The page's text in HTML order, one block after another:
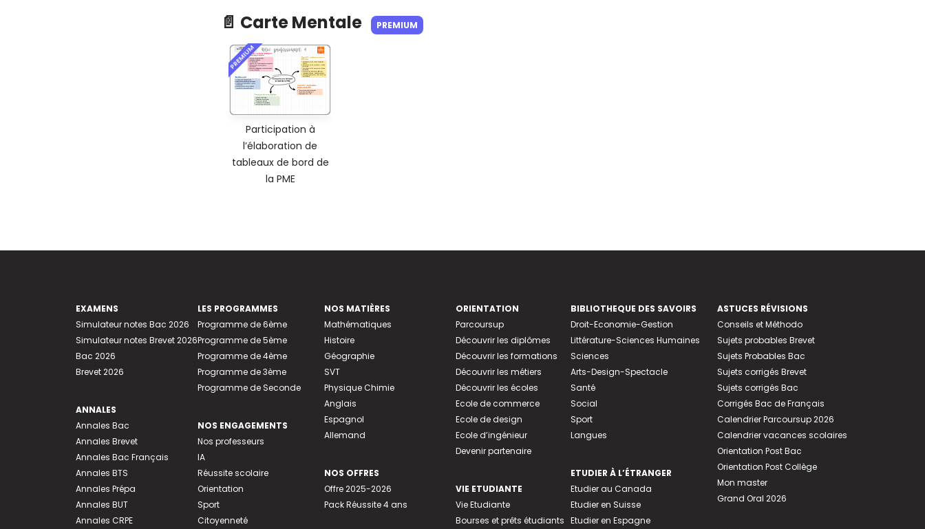
📄 Carte Mentale PREMIUM
PREMIUM
Participation à
l’élaboration de
tableaux de bord de
la PME
EXAMENS
Simulateur notes Bac 2026
Simulateur notes Brevet 2026
Bac 2026
Brevet 2026
ANNALES
Annales Bac
Annales Brevet
Annales Bac Français
Annales BTS
Annales Prépa
Annales BUT
Annales CRPE
LES PROGRAMMES
Programme de 6ème
Programme de 5ème
Programme de 4ème
Programme de 3ème
Programme de Seconde
NOS ENGAGEMENTS
Nos professeurs
IA
Réussite scolaire
Orientation
Sport
Citoyenneté
NOS MATIÈRES
Mathématiques
Histoire
Géographie
SVT
Physique Chimie
Anglais
Espagnol
Allemand
NOS OFFRES
Offre 2025-2026
Pack Réussite 4 ans
ORIENTATION
Parcoursup
Découvrir les diplômes
Découvrir les formations
Découvrir les métiers
Découvrir les écoles
Ecole de commerce
Ecole de design
Ecole d’ingénieur
Devenir partenaire
VIE ETUDIANTE
Vie Etudiante
Bourses et prêts étudiants
BIBLIOTHEQUE DES SAVOIRS
Droit-Economie-Gestion
Littérature-Sciences Humaines
Sciences
Arts-Design-Spectacle
Santé
Social
Sport
Langues
ETUDIER À L’ÉTRANGER
Etudier au Canada
Etudier en Suisse
Etudier en Espagne
ASTUCES RÉVISIONS
Conseils et Méthodo
Sujets probables Brevet
Sujets Probables Bac
Sujets corrigés Brevet
Sujets corrigés Bac
Corrigés Bac de Français
Calendrier Parcoursup 2026
Calendrier vacances scolaires
Orientation Post Bac
Orientation Post Collège
Mon master
Grand Oral 2026